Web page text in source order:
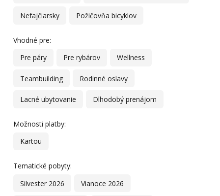
Nefajčiarsky Požičovňa bicyklov
Vhodné pre:
Pre páry
Pre rybárov Wellness
Teambuilding Rodinné oslavy
Lacné ubytovanie Dlhodobý prenájom
Možnosti platby:
Kartou
Tematické pobyty:
Silvester 2026
Vianoce 2026